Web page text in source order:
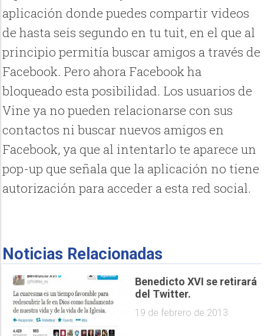
aplicación donde puedes compartir videos
de hasta seis segundo en tu tuit, en el que al
principio permitía buscar amigos a través de
Facebook. Pero ahora Facebook ha
bloqueado esta posibilidad. Los usuarios de
Vine ya no pueden relacionarse con sus
contactos ni buscar nuevos amigos en
Facebook, ya que al intentarlo te aparece un
pop-up que señala que la aplicación no tiene
autorización para acceder a esta red social.
Noticias Relacionadas
Benedicto XVI se retirará
del Twitter.
19 de febrero de 2013